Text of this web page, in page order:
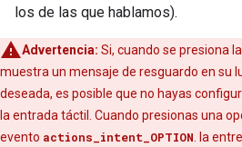
los de las que hablamos).
Advertencia: Si, cuando se presiona
muestra un mensaje de resguardo en su
deseada, es posible que no hayas
la entrada táctil. Cuando presionas una
evento actions_intent_OPTION . la